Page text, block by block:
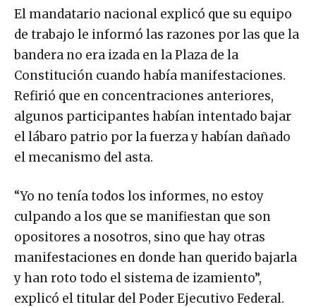
El mandatario nacional explicó que su equipo
de trabajo le informó las razones por las que la
bandera no era izada en la Plaza de la
Constitución cuando había manifestaciones.
Refirió que en concentraciones anteriores,
algunos participantes habían intentado bajar
el lábaro patrio por la fuerza y habían dañado
el mecanismo del asta.
“Yo no tenía todos los informes, no estoy
culpando a los que se manifiestan que son
opositores a nosotros, sino que hay otras
manifestaciones en donde han querido bajarla
y han roto todo el sistema de izamiento”,
explicó el titular del Poder Ejecutivo Federal.